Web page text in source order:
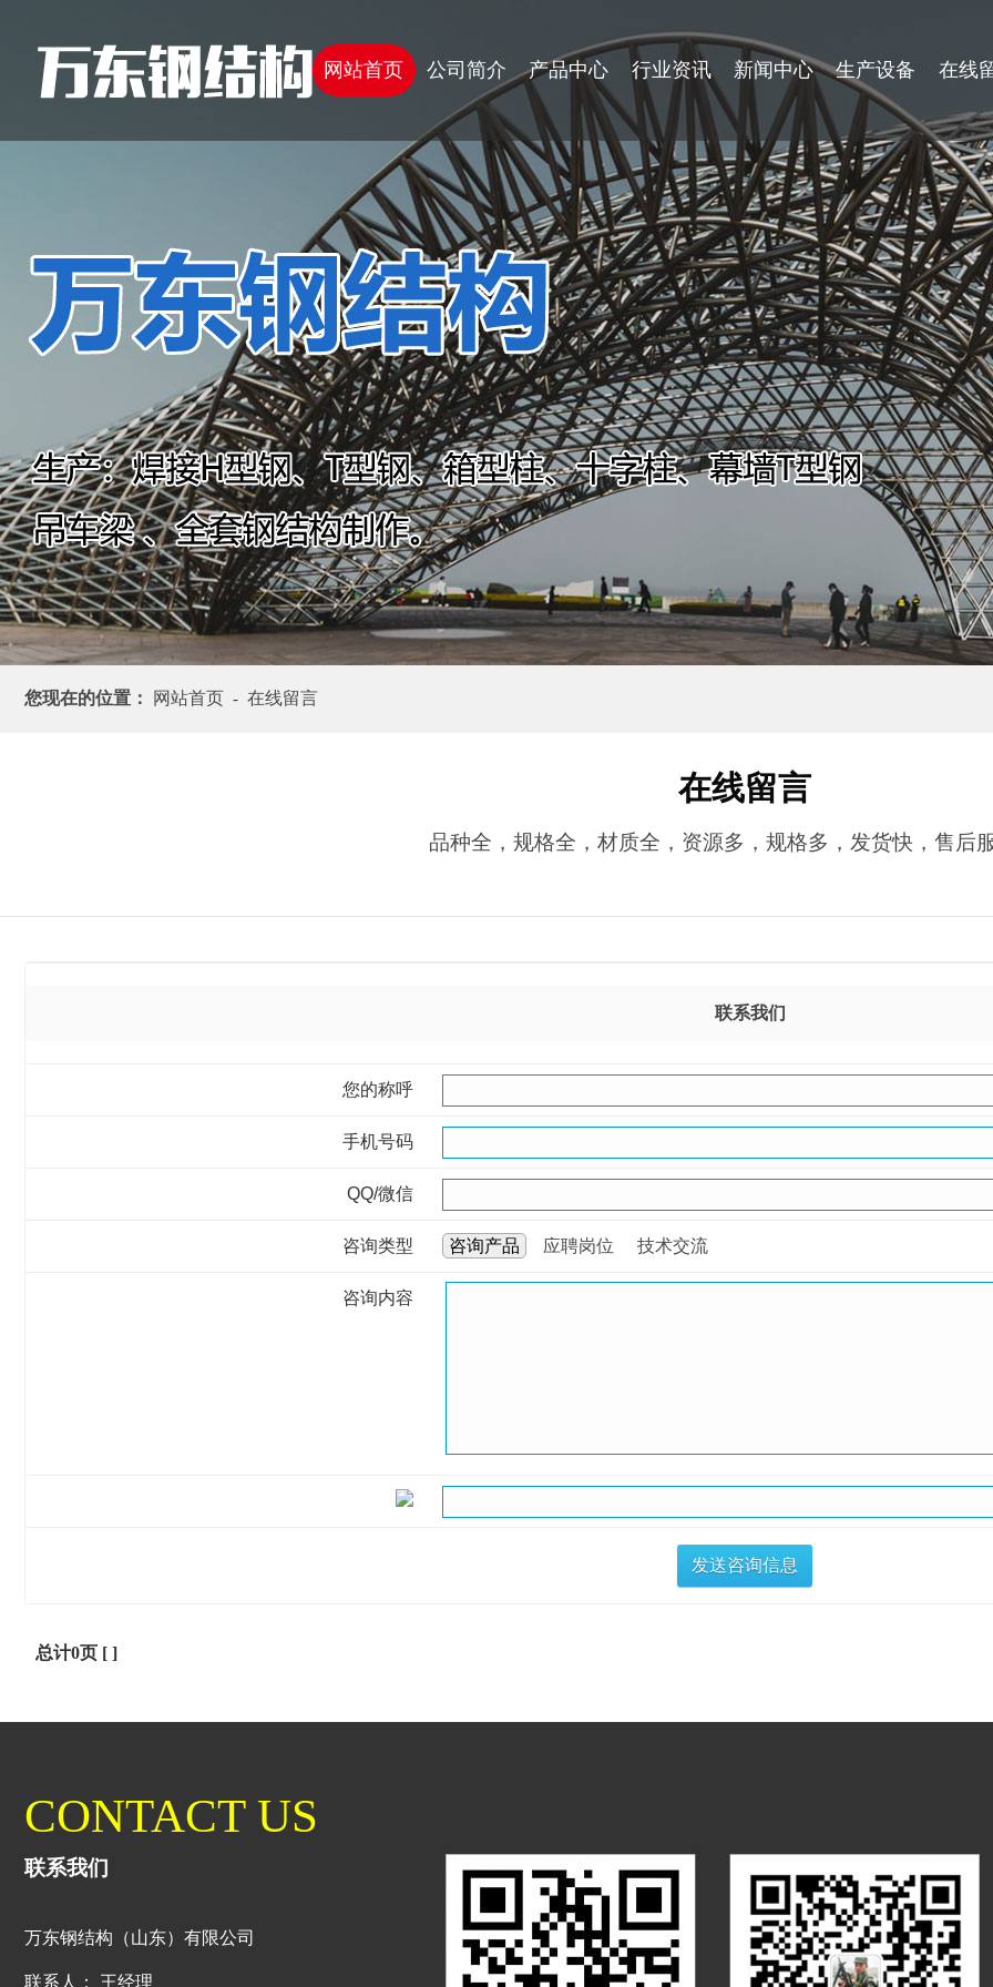
网站首页 公司简介 产品中心 行业资讯 新闻中心 生产设备 在线
您现在的位置： 网站首页 - 在线留言
在线留言
品种全，规格全，材质全，资源多，规格多，发货快，售后
联系我们
您的称呼
手机号码
QQ/微信
咨询类型 咨询产品 应聘岗位 技术交流
咨询内容
总计0页 [ ]
CONTACT US
联系我们
万东钢结构（山东）有限公司
联系人： 王经理